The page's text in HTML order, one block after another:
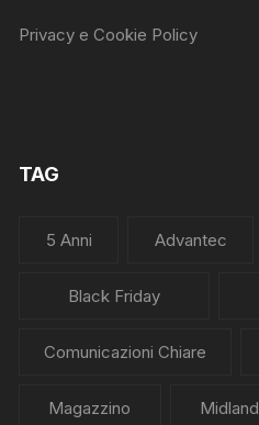
Privacy e Cookie Policy
TAG
5 Anni Advantec
Black Friday
Comunicazioni Chiare
Magazzino Midland